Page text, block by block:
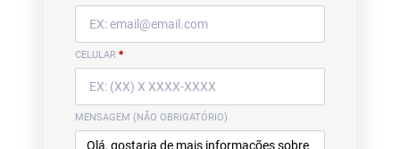
CELULAR *
MENSAGEM (NÃO OBRIGATÓRIO)